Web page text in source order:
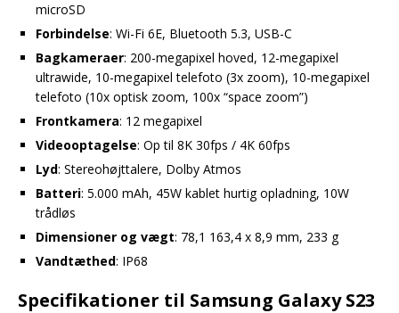
microSD
Forbindelse: Wi-Fi 6E, Bluetooth 5.3, USB-C
Bagkameraer: 200-megapixel hoved, 12-megapixel
ultrawide, 10-megapixel telefoto (3x zoom), 10-megapixel
telefoto (10x optisk zoom, 100x “space zoom”)
Frontkamera: 12 megapixel
Videooptagelse: Op til 8K 30fps / 4K 60fps
Lyd: Stereohøjttalere, Dolby Atmos
Batteri: 5.000 mAh, 45W kablet hurtig opladning, 10W
trådløs
Dimensioner og vægt: 78,1 163,4 x 8,9 mm, 233 g
Vandtæthed: IP68
Specifikationer til Samsung Galaxy S23